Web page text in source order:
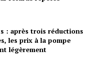
: après trois réductions
les prix à la pompe
légèrement